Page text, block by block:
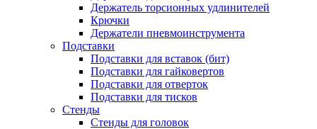
Держатель торсионных удлинителей
Крючки
Держатели пневмоинструмента
Подставки
Подставки для вставок (бит)
Подставки для гайковертов
Подставки для отверток
Подставки для тисков
Стенды
Стенды для головок